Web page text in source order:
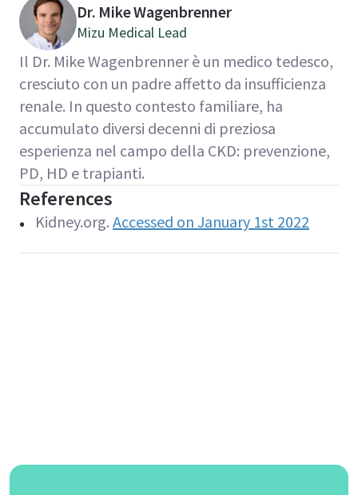
Dr. Mike Wagenbrenner
Mizu Medical Lead
Il Dr. Mike Wagenbrenner è un medico tedesco,
cresciuto con un padre affetto da insufficienza
renale. In questo contesto familiare, ha
accumulato diversi decenni di preziosa
esperienza nel campo della CKD: prevenzione,
PD, HD e trapianti.
References
Kidney.org. Accessed on January 1st 2022